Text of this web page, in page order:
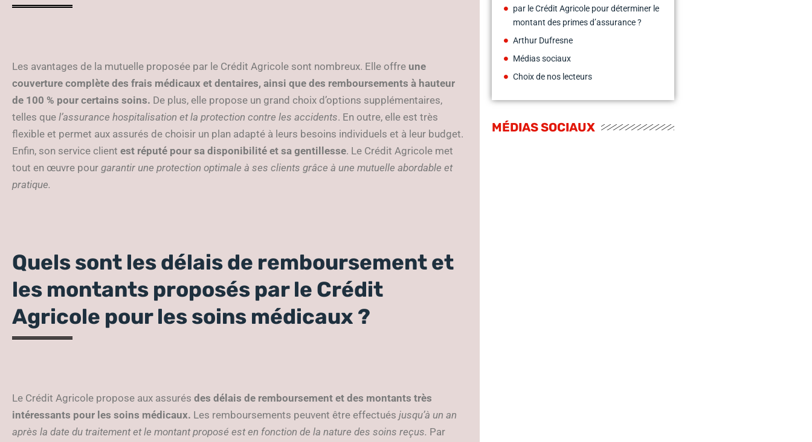
Les avantages de la mutuelle proposée par le Crédit Agricole sont nombreux. Elle offre une
couverture complète des frais médicaux et dentaires, ainsi que des remboursements à hauteur
de 100 % pour certains soins. De plus, elle propose un grand choix d’options supplémentaires,
telles que l’assurance hospitalisation et la protection contre les accidents. En outre, elle est très
flexible et permet aux assurés de choisir un plan adapté à leurs besoins individuels et à leur budget.
Enfin, son service client est réputé pour sa disponibilité et sa gentillesse. Le Crédit Agricole met
tout en œuvre pour garantir une protection optimale à ses clients grâce à une mutuelle abordable et
pratique.
Quels sont les délais de remboursement et
les montants proposés par le Crédit
Agricole pour les soins médicaux ?
Le Crédit Agricole propose aux assurés des délais de remboursement et des montants très
intéressants pour les soins médicaux. Les remboursements peuvent être effectués jusqu’à un an
après la date du traitement et le montant proposé est en fonction de la nature des soins reçus. Par
par le Crédit Agricole pour déterminer le
montant des primes d’assurance ?
Arthur Dufresne
Médias sociaux
Choix de nos lecteurs
MÉDIAS SOCIAUX